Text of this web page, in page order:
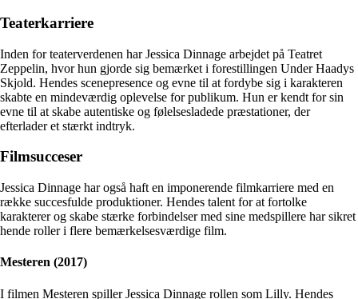
Teaterkarriere
Inden for teaterverdenen har Jessica Dinnage arbejdet på Teatret
Zeppelin, hvor hun gjorde sig bemærket i forestillingen Under Haadys
Skjold. Hendes scenepresence og evne til at fordybe sig i karakteren
skabte en mindeværdig oplevelse for publikum. Hun er kendt for sin
evne til at skabe autentiske og følelsesladede præstationer, der
efterlader et stærkt indtryk.
Filmsucceser
Jessica Dinnage har også haft en imponerende filmkarriere med en
række succesfulde produktioner. Hendes talent for at fortolke
karakterer og skabe stærke forbindelser med sine medspillere har sikret
hende roller i flere bemærkelsesværdige film.
Mesteren (2017)
I filmen Mesteren spiller Jessica Dinnage rollen som Lilly. Hendes